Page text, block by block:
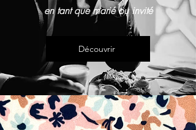
en tant que marié ou invité
Découvrir